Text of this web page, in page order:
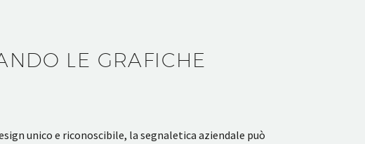
LE GRAFICHE
unico e riconoscibile, la segnaletica aziendale può